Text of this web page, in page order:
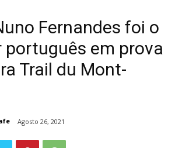
Fernandes foi o
português em prova
Trail du Mont-
Agosto 26, 2021